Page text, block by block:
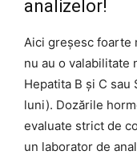
analizelor!
Aici greșesc foarte
nu au o valabilitate
Hepatita B și C
luni). Dozările
evaluate strict de
un laborator de